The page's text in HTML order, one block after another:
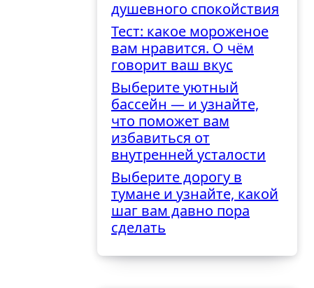
душевного спокойствия
Тест: какое мороженое
вам нравится. О чём
говорит ваш вкус
Выберите уютный
бассейн — и узнайте,
что поможет вам
избавиться от
внутренней усталости
Выберите дорогу в
тумане и узнайте, какой
шаг вам давно пора
сделать